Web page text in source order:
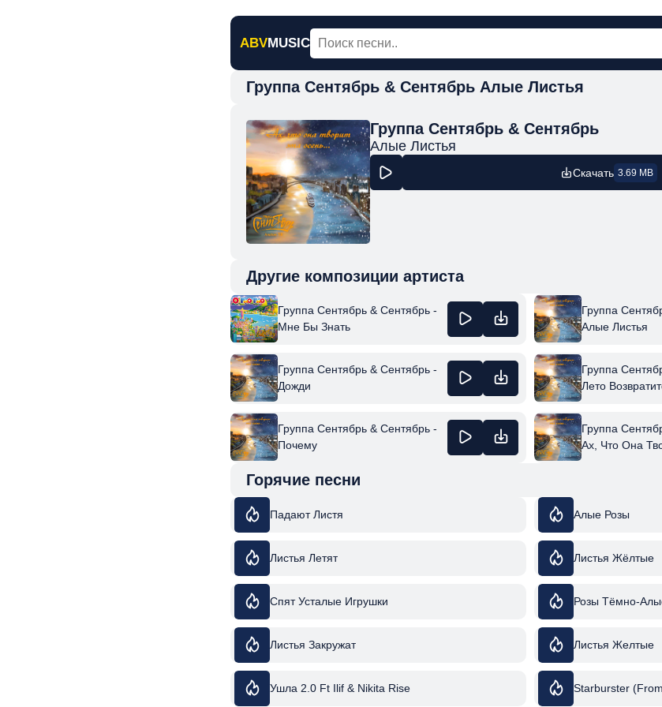
ABVMUSIC
Группа Сентябрь & Сентябрь Алые Листья
Группа Сентябрь & Сентябрь
Алые Листья
Скачать 3.69 MB
Другие композиции артиста
Группа Сентябрь & Сентябрь -
Мне Бы Знать
Группа
Алые Листья
Группа Сентябрь & Сентябрь -
Дожди
Группа
Лето
Группа Сентябрь & Сентябрь -
Почему
Группа
Ах, Что Она
Горячие песни
Падают Листя Алые Розы
Листья Летят Листья Жёлтые
Спят Усталые Игрушки Розы Тёмно-
Листья Закружат Листья Желтые
Ушла 2.0 Ft Ilif & Nikita Rise Starburster